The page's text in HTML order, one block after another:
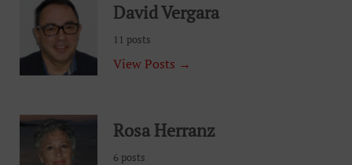
David Vergara
11 posts
View Posts →
Rosa Herranz
6 posts